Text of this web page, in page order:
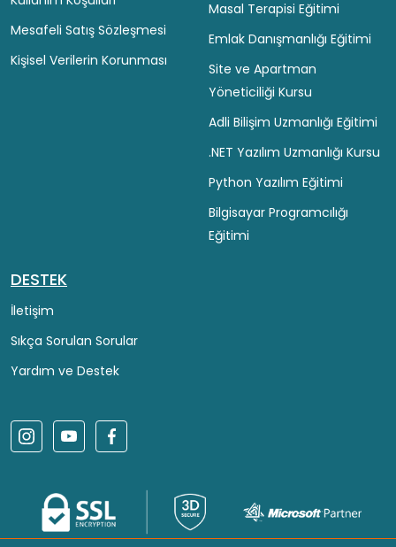
Mesafeli Satış Sözleşmesi
Kişisel Verilerin Korunması
Masal Terapisi Eğitimi
Emlak Danışmanlığı Eğitimi
Site ve Apartman
Yöneticiliği Kursu
Adli Bilişim Uzmanlığı Eğitimi
.NET Yazılım Uzmanlığı Kursu
Python Yazılım Eğitimi
Bilgisayar Programcılığı
Eğitimi
DESTEK
İletişim
Sıkça Sorulan Sorular
Yardım ve Destek